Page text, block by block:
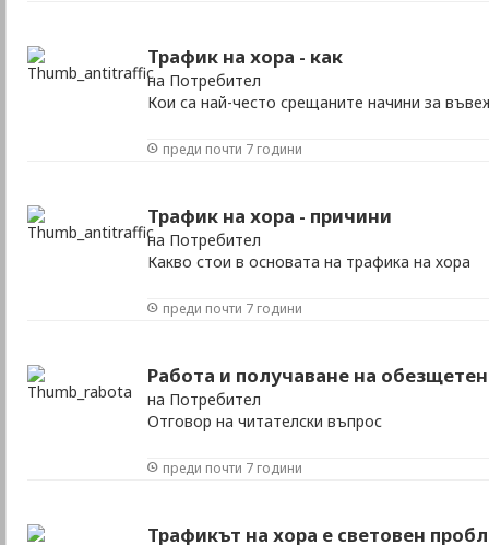
Трафик на хора - как
на Потребител
Кои са най-често срещаните начини за
преди почти 7 години
Трафик на хора - причини
на Потребител
Какво стои в основата на трафика на хора
преди почти 7 години
Работа и получаване на
на Потребител
Отговор на читателски въпрос
преди почти 7 години
Трафикът на хора е световен